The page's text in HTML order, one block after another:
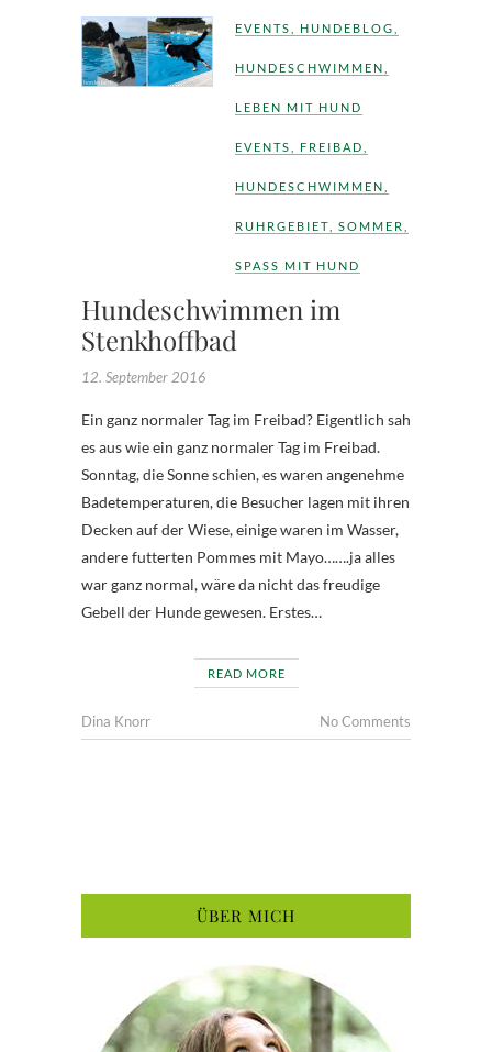
EVENTS HUNDEBLOG
HUNDESCHWIMMEN
LEBEN MIT HUND
EVENTS FREIBAD
HUNDESCHWIMMEN
RUHRGEBIET SOMMER
SPASS MIT HUND
Hundeschwimmen im
Stenkhoffbad
12. September 2016
Ein ganz normaler Tag im Freibad? Eigentlich sah
es aus wie ein ganz normaler Tag im Freibad.
Sonntag, die Sonne schien, es waren angenehme
Badetemperaturen, die Besucher lagen mit ihren
Decken auf der Wiese, einige waren im Wasser,
andere futterten Pommes mit Mayo…….ja alles
war ganz normal, wäre da nicht das freudige
Gebell der Hunde gewesen. Erstes…
READ MORE
Dina Knorr No Comments
ÜBER MICH